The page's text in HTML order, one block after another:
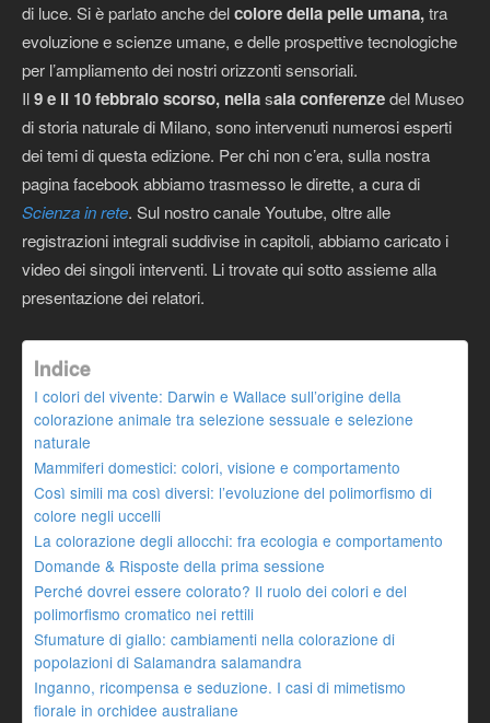
di luce. Si è parlato anche delcolore della pelle umana,tra
evoluzione e scienze umane, e delle prospettive tecnologiche
per l’ampliamento dei nostri orizzonti sensoriali.
Il9 e il 10 febbraio scorso, nellasala conferenzedel Museo
di storia naturale di Milano, sono intervenuti numerosi esperti
dei temi di questa edizione. Per chi non c’era, sulla nostra
pagina facebook abbiamo trasmesso le dirette, a cura di
Scienza in rete. Sul nostro canale Youtube, oltre alle
registrazioni integrali suddivise in capitoli, abbiamo caricato i
video dei singoli interventi. Li trovate qui sotto assieme alla
presentazione dei relatori.
Indice
I colori del vivente: Darwin e Wallace sull’origine della
colorazione animale tra selezione sessuale e selezione
naturale
Mammiferi domestici: colori, visione e comportamento
Così simili ma così diversi: l’evoluzione del polimorfismo di
colore negli uccelli
La colorazione degli allocchi: fra ecologia e comportamento
Domande & Risposte della prima sessione
Perché dovrei essere colorato? Il ruolo dei colori e del
polimorfismo cromatico nei rettili
Sfumature di giallo: cambiamenti nella colorazione di
popolazioni di Salamandra salamandra
Inganno, ricompensa e seduzione. I casi di mimetismo
fiorale in orchidee australiane